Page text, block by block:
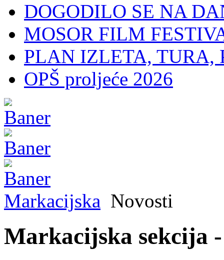
DOGODILO SE NA
MOSOR FILM
PLAN IZLETA, TURA,
OPŠ proljeće 2026
Markacijska Novosti
Markacijska sekcija